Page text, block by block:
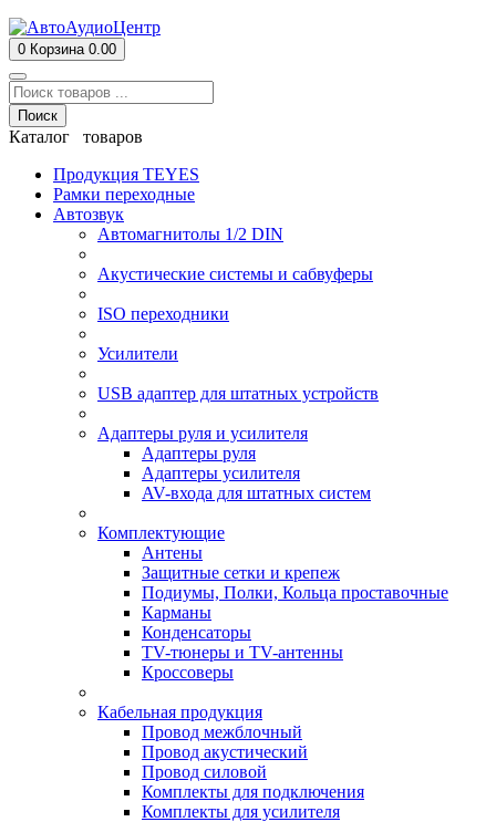
0 Корзина 0.00
Поиск
Каталог товаров
Продукция TEYES
Рамки переходные
Автозвук
Автомагнитолы 1/2 DIN
Акустические системы и сабвуферы
ISO переходники
Усилители
USB адаптер для штатных устройств
Адаптеры руля и усилителя
Адаптеры руля
Адаптеры усилителя
AV-входа для штатных систем
Комплектующие
Антены
Защитные сетки и крепеж
Подиумы, Полки, Кольца проставочные
Карманы
Конденсаторы
TV-тюнеры и TV-антенны
Кроссоверы
Кабельная продукция
Провод межблочный
Провод акустический
Провод силовой
Комплекты для подключения
Комплекты для усилителя